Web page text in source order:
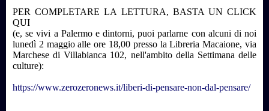
PER COMPLETARE LA LETTURA, BASTA UN CLICK
QUI
(e, se vivi a Palermo e dintorni, puoi parlarne con alcuni di noi
lunedì 2 maggio alle ore 18,00 presso la Libreria Macaione, via
Marchese di Villabianca 102, nell'ambito della Settimana delle
culture):
https://www.zerozeronews.it/liberi-di-pensare-non-dal-pensare/